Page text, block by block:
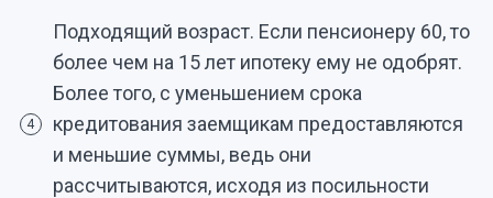
4
Подходящий возраст. Если пенсионеру 60, то
более чем на 15 лет ипотеку ему не одобрят.
Более того, с уменьшением срока
кредитования заемщикам предоставляются
и меньшие суммы, ведь они
рассчитываются, исходя из посильности